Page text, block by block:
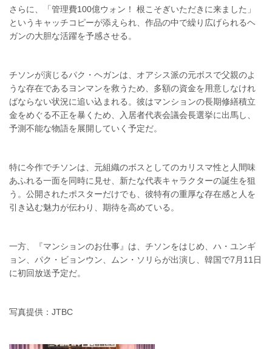
さらに、「管理費100億ウォン！ 根こそぎいただきに来ました」
というキャッチコピーが添えられ、作品の中で繰り広げられるヘ
ガンの大胆な活躍を予感させる。
チソンが演じるパク・ヘガンは、オアシス派の元ボスで父親のよ
うな存在であるヨンマンを救うため、多額の資金を用意しなけれ
ばならない状況に追い込まれる。彼はマンションの長期修繕積立
金をめぐる不正を暴くため、入居者代表会議会長選挙に出馬し、
予測不能な物語を展開していく予定だ。
特に今作でチソンは、元組織のボスとしてのカリスマ性と人間味
あふれる一面を同時に見せ、新たな代表キャラクターの誕生を狙
う。公開されたポスターだけでも、彼特有の重厚な存在感と人を
引き込む魅力が伝わり、期待を高めている。
一方、『マンションのお仕事』は、チソンをはじめ、ハ・ユンギ
ョン、パク・ビョンウン、ムン・ソリらが出演し、韓国で7月11日
に初回放送予定だ。
写真提供：JTBC